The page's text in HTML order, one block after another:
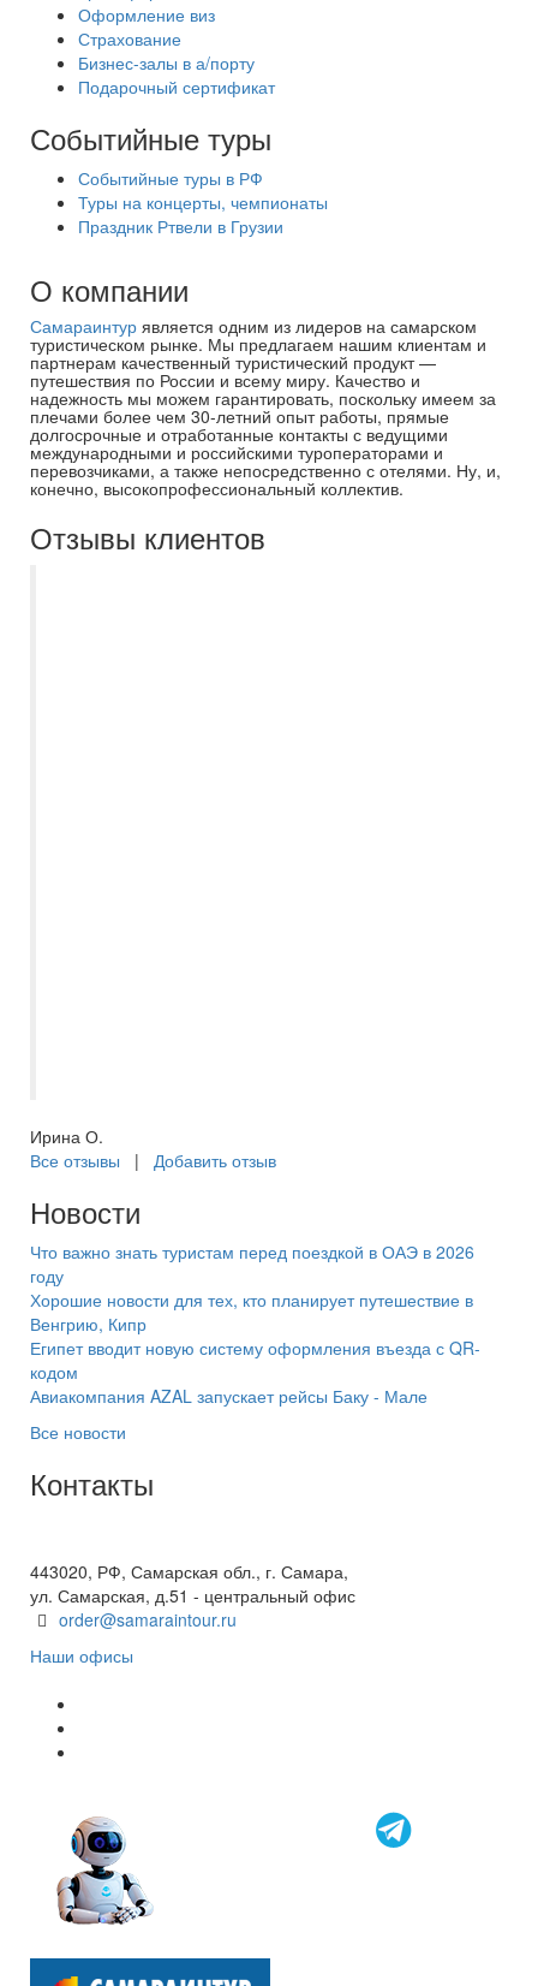
Оформление виз
Страхование
Бизнес-залы в а/порту
Подарочный сертификат
Событийные туры
Событийные туры в РФ
Туры на концерты, чемпионаты
Праздник Ртвели в Грузии
О компании
Самараинтур является одним из лидеров на самарском
туристическом рынке. Мы предлагаем нашим клиентам и
партнерам качественный туристический продукт —
путешествия по России и всему миру. Качество и
надежность мы можем гарантировать, поскольку имеем за
плечами более чем 30-летний опыт работы, прямые
долгосрочные и отработанные контакты с ведущими
международными и российскими туроператорами и
перевозчиками, а также непосредственно с отелями. Ну, и,
конечно, высокопрофессиональный коллектив.
Отзывы клиентов
Ирина О.
Все отзывы | Добавить отзыв
Новости
Что важно знать туристам перед поездкой в ОАЭ в 2026
году
Хорошие новости для тех, кто планирует путешествие в
Венгрию, Кипр
Египет вводит новую систему оформления въезда с QR-
кодом
Авиакомпания AZAL запускает рейсы Баку - Мале
Все новости
Контакты
443020, РФ, Самарская обл., г. Самара,
ул. Самарская, д.51 - центральный офис
order@samaraintour.ru
Наши офисы